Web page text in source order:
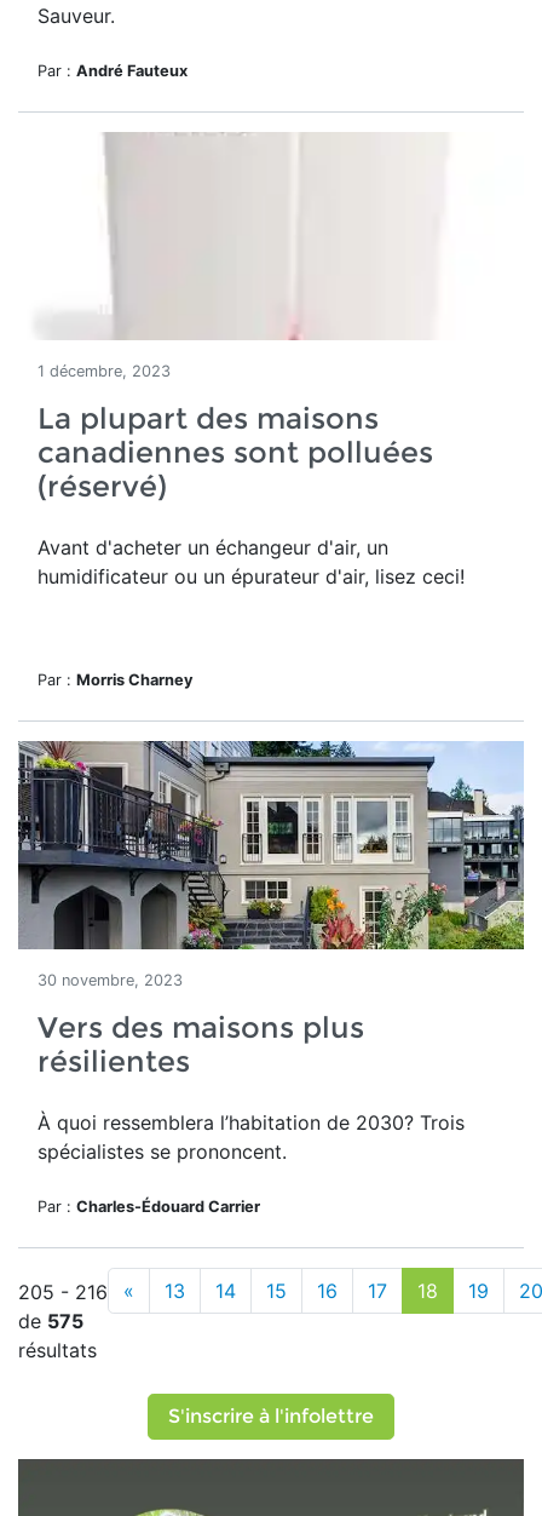
Sauveur.
Par : André Fauteux
1 décembre, 2023
La plupart des maisons
canadiennes sont polluées
(réservé)
Avant d'acheter un échangeur d'air, un
humidificateur ou un épurateur d'air, lisez ceci!
Par : Morris Charney
30 novembre, 2023
Vers des maisons plus
résilientes
À quoi ressemblera l’habitation de 2030? Trois
spécialistes se prononcent.
Par : Charles-Édouard Carrier
205 - 216
de 575
résultats
« 13 14 15 16 17 18 19 20
S'inscrire à l'infolettre